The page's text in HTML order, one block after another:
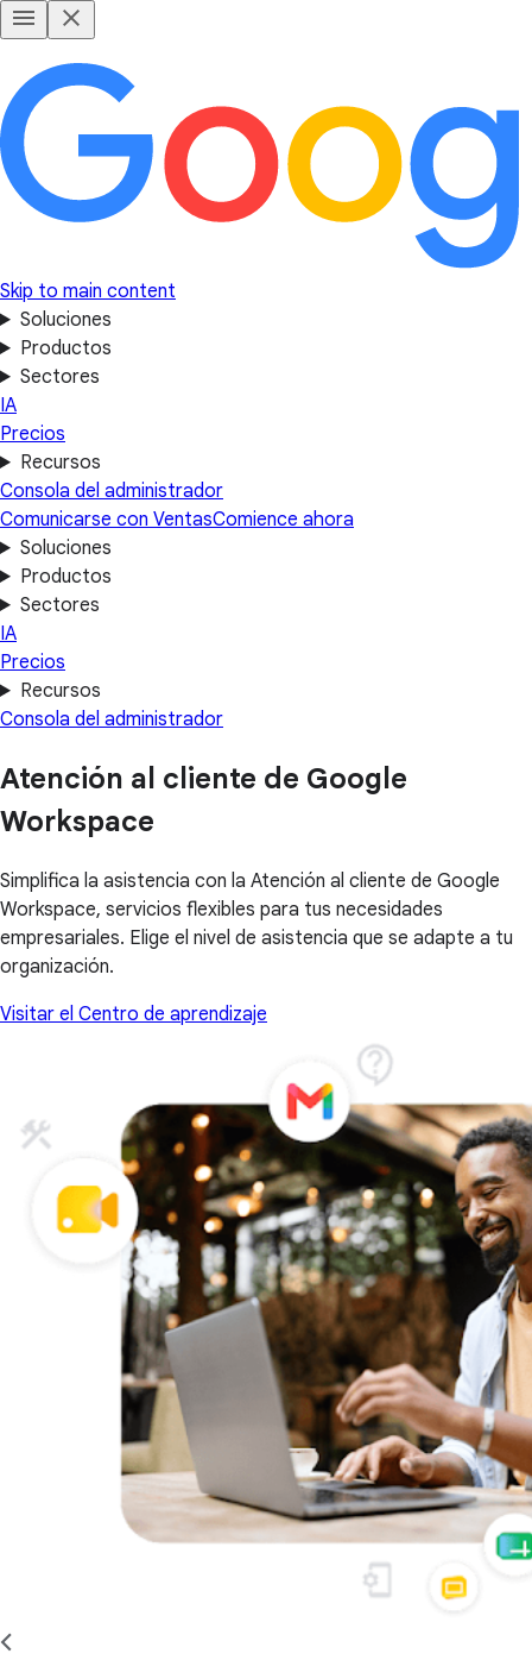
Skip to main content
Soluciones
Productos
Sectores
IA
Precios
Recursos
Consola del administrador
Comunicarse con VentasComience ahora
Soluciones
Productos
Sectores
IA
Precios
Recursos
Consola del administrador
Atención al cliente de Google
Workspace
Simplifica la asistencia con la Atención al cliente de Google
Workspace, servicios flexibles para tus necesidades
empresariales. Elige el nivel de asistencia que se adapte a tu
organización.
Visitar el Centro de aprendizaje